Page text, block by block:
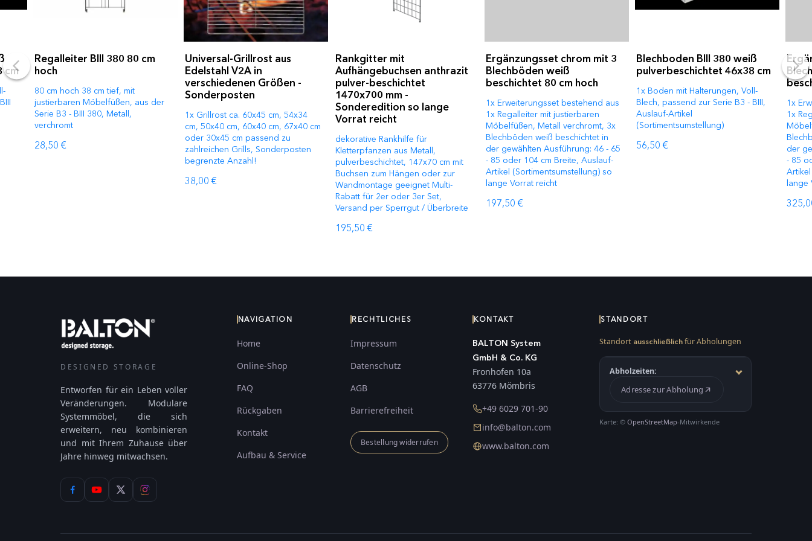
cm
Regalleiter BIII 380 80 cm
hoch
80 cm hoch 38 cm tief, mit
justierbaren Möbelfüßen, aus der
Serie B3 - BIII 380, Metall,
verchromt
28,50 €
Universal-Grillrost aus
Edelstahl V2A in
verschiedenen Größen -
Sonderposten
1x Grillrost ca. 60x45 cm, 54x34
cm, 50x40 cm, 60x40 cm, 67x40 cm
oder 30x45 cm passend zu
zahlreichen Grills, Sonderposten
begrenzte Anzahl!
38,00 €
Rankgitter mit
Aufhängebuchsen anthrazit
pulver-beschichtet
1470x700 mm -
Sonderedition so lange
Vorrat reicht
dekorative Rankhilfe für
Kletterpfanzen aus Metall,
pulverbeschichtet, 147x70 cm mit
Buchsen zum Hängen oder zur
Wandmontage geeignet Multi-
Rabatt für 2er oder 3er Set,
Versand per Sperrgut / Überbreite
195,50 €
Ergänzungsset chrom mit 3
Blechböden weiß
beschichtet 80 cm hoch
1x Erweiterungsset bestehend aus
1x Regalleiter mit justierbaren
Möbelfüßen, Metall verchromt, 3x
Blechböden weiß beschichtet in
der gewählten Ausführung: 46 - 65
- 85 oder 104 cm Breite, Auslauf-
Artikel (Sortimentsumstellung) so
lange Vorrat reicht
197,50 €
Blechboden BIII 380 weiß
pulverbeschichtet 46x38 cm
1x Boden mit Halterungen, Voll-
Blech, passend zur Serie B3 - BIII,
Auslauf-Artikel
(Sortimentsumstellung)
56,50 €
1x
1x
der
- 85
lange
DESIGNED STORAGE
Entworfen für ein Leben voller
Veränderungen. Modulare
Systemmöbel, die sich
erweitern, neu kombinieren
und mit Ihrem Zuhause über
Jahre hinweg mitwachsen.
NAVIGATION
Home
Online-Shop
FAQ
Rückgaben
Kontakt
Aufbau & Service
RECHTLICHES
Impressum
Datenschutz
AGB
Barrierefreiheit
Bestellung widerrufen
KONTAKT
BALTON System
GmbH & Co. KG
Fronhofen 10a
63776 Mömbris
+49 6029 701-90
info@balton.com
www.balton.com
STANDORT
Standort ausschließlich für Abholungen
Abholzeiten:
Adresse zur Abholung
Karte: ©OpenStreetMap-Mitwirkende